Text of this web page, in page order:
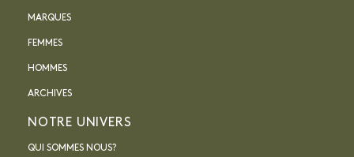
MARQUES
FEMMES
HOMMES
ARCHIVES
NOTRE UNIVERS
QUI SOMMES NOUS?